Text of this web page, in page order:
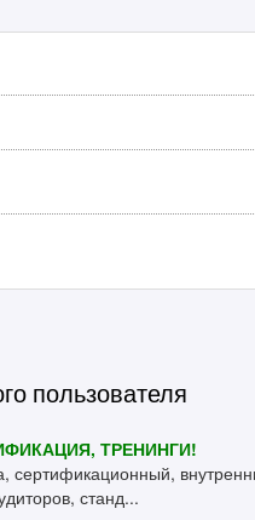
пользователя
ТРЕНИНГИ!
станд...